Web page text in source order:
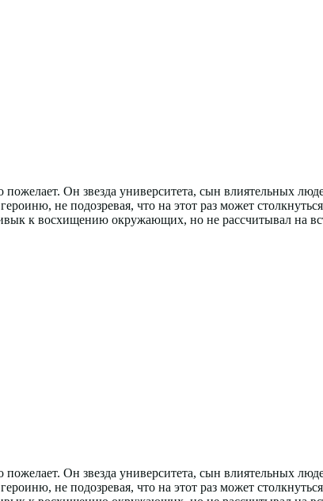
Он звезда университета, сын влиятельных
не подозревая, что на этот раз может
к восхищению окружающих, но не рассчитывал на
Он звезда университета, сын влиятельных
не подозревая, что на этот раз может